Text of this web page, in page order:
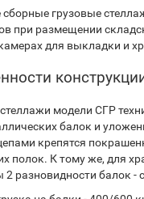
грузовые
при размещении
для выкладки и
модели СГР
балок и
крепятся
полок. К тому же, для
2 разновидности балок